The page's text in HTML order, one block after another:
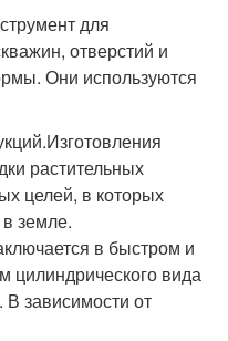
для
отверстий и
Они используются
растительных
целей, в которых
земле.
в быстром и
вида
В зависимости от